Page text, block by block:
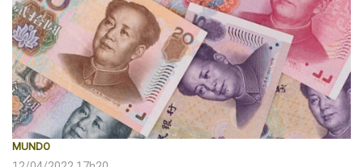
MUNDO